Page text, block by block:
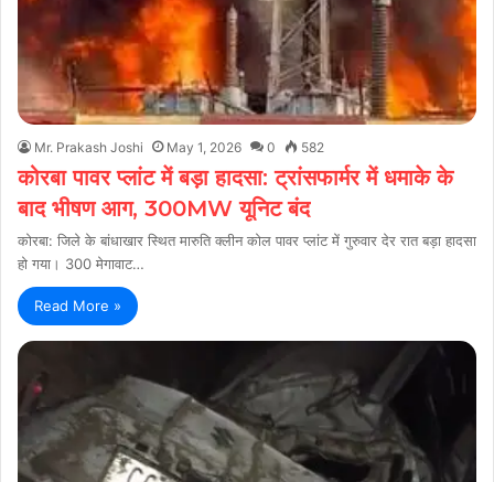
Mr. Prakash Joshi May 1, 2026 0 582
कोरबा पावर प्लांट में बड़ा हादसा: ट्रांसफार्मर में धमाके के
बाद भीषण आग, 300MW यूनिट बंद
कोरबा: जिले के बांधाखार स्थित मारुति क्लीन कोल पावर प्लांट में गुरुवार देर रात बड़ा हादसा
हो गया। 300 मेगावाट…
Read More »